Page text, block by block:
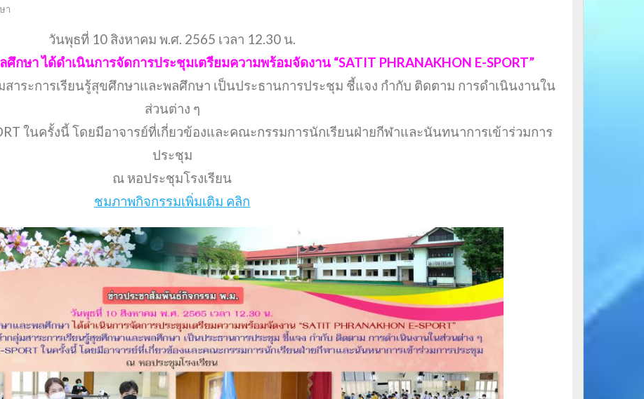
า
วันพุธที่ 10 สิงหาคม พ.ศ. 2565 เวลา 12.30 น.
กษา ได้ดำเนินการจัดการประชุมเตรียมความพร้อมจัดงาน “SATIT PHRANAKHON E-SPORT”
ระการเรียนรู้สุขศึกษาและพลศึกษา เป็นประธานการประชุม ชี้แจง กำกับ ติดตาม การดำเนินงานใน
ส่วนต่าง ๆ
ในครั้งนี้ โดยมีอาจารย์ที่เกี่ยวข้องและคณะกรรมการนักเรียนฝ่ายกีฬาและนันทนาการเข้าร่วมการ
ประชุม
ณ หอประชุมโรงเรียน
ชมภาพกิจกรรมเพิ่มเติม คลิก